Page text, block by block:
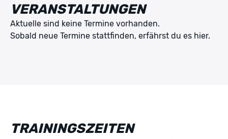
VERANSTALTUNGEN
Aktuelle sind keine Termine vorhanden.
Sobald neue Termine stattfinden, erfährst du es hier.
TRAININGSZEITEN